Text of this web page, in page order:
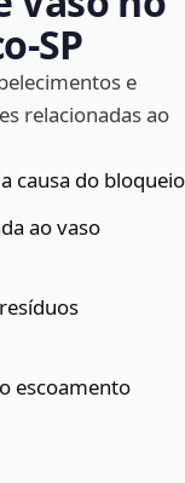
e
relacionadas ao
causa do bloqueio
ao vaso
escoamento